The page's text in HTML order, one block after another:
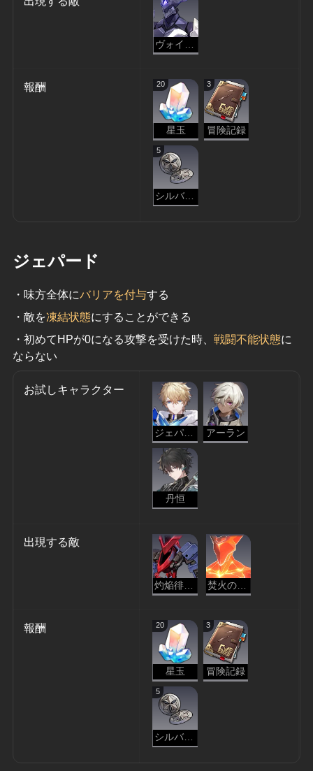
ヴォイドレンジャー・蹂躙
報酬 20
星玉
3
冒険記録
5
シルバーメインの釦
ジェパード
・味方全体にバリアを付与する
・敵を凍結状態にすることができる
・初めてHPが0になる攻撃を受けた時、戦闘不能状態に
ならない
お試しキャラクター
ジェパード アーラン
丹恒
出現する敵
灼焔徘徊者 焚火の災影
報酬 20
星玉
3
冒険記録
5
シルバーメインの釦